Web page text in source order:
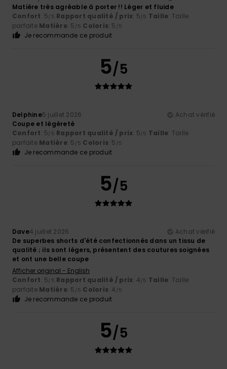
Matière très agréable à porter !! Léger et fluide
Confort: 5/5 Rapport qualité / prix: 5/5 Taille: Taille
parfaite Matière: 5 /5 Coloris: 5 /5
Je recommande ce produit
5/5
Delphine5 juillet 2026
Achat vérifié
Coupe et légèreté
Confort: 5/5 Rapport qualité / prix: 5/5 Taille: Taille
parfaite Matière: 5 /5 Coloris: 5 /5
Je recommande ce produit
5/5
Dave4 juillet 2026
Achat vérifié
De superbes shorts d'été confectionnés dans un tissu de
qualité ; ils sont légers, présentent des coutures soignées
et ont une belle coupe
Afficher original - English
Confort: 5/5 Rapport qualité / prix: 4/5 Taille: Taille
parfaite Matière: 5 /5 Coloris: 4 /5
Je recommande ce produit
5/5